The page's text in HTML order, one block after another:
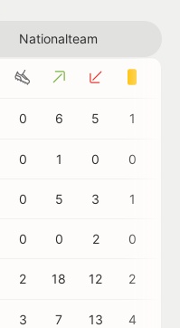
Nationalteam
0 6 5 1
0 1 0 0
0 5 3 1
0 0 2 0
2 18 12 2
3 7 13 4